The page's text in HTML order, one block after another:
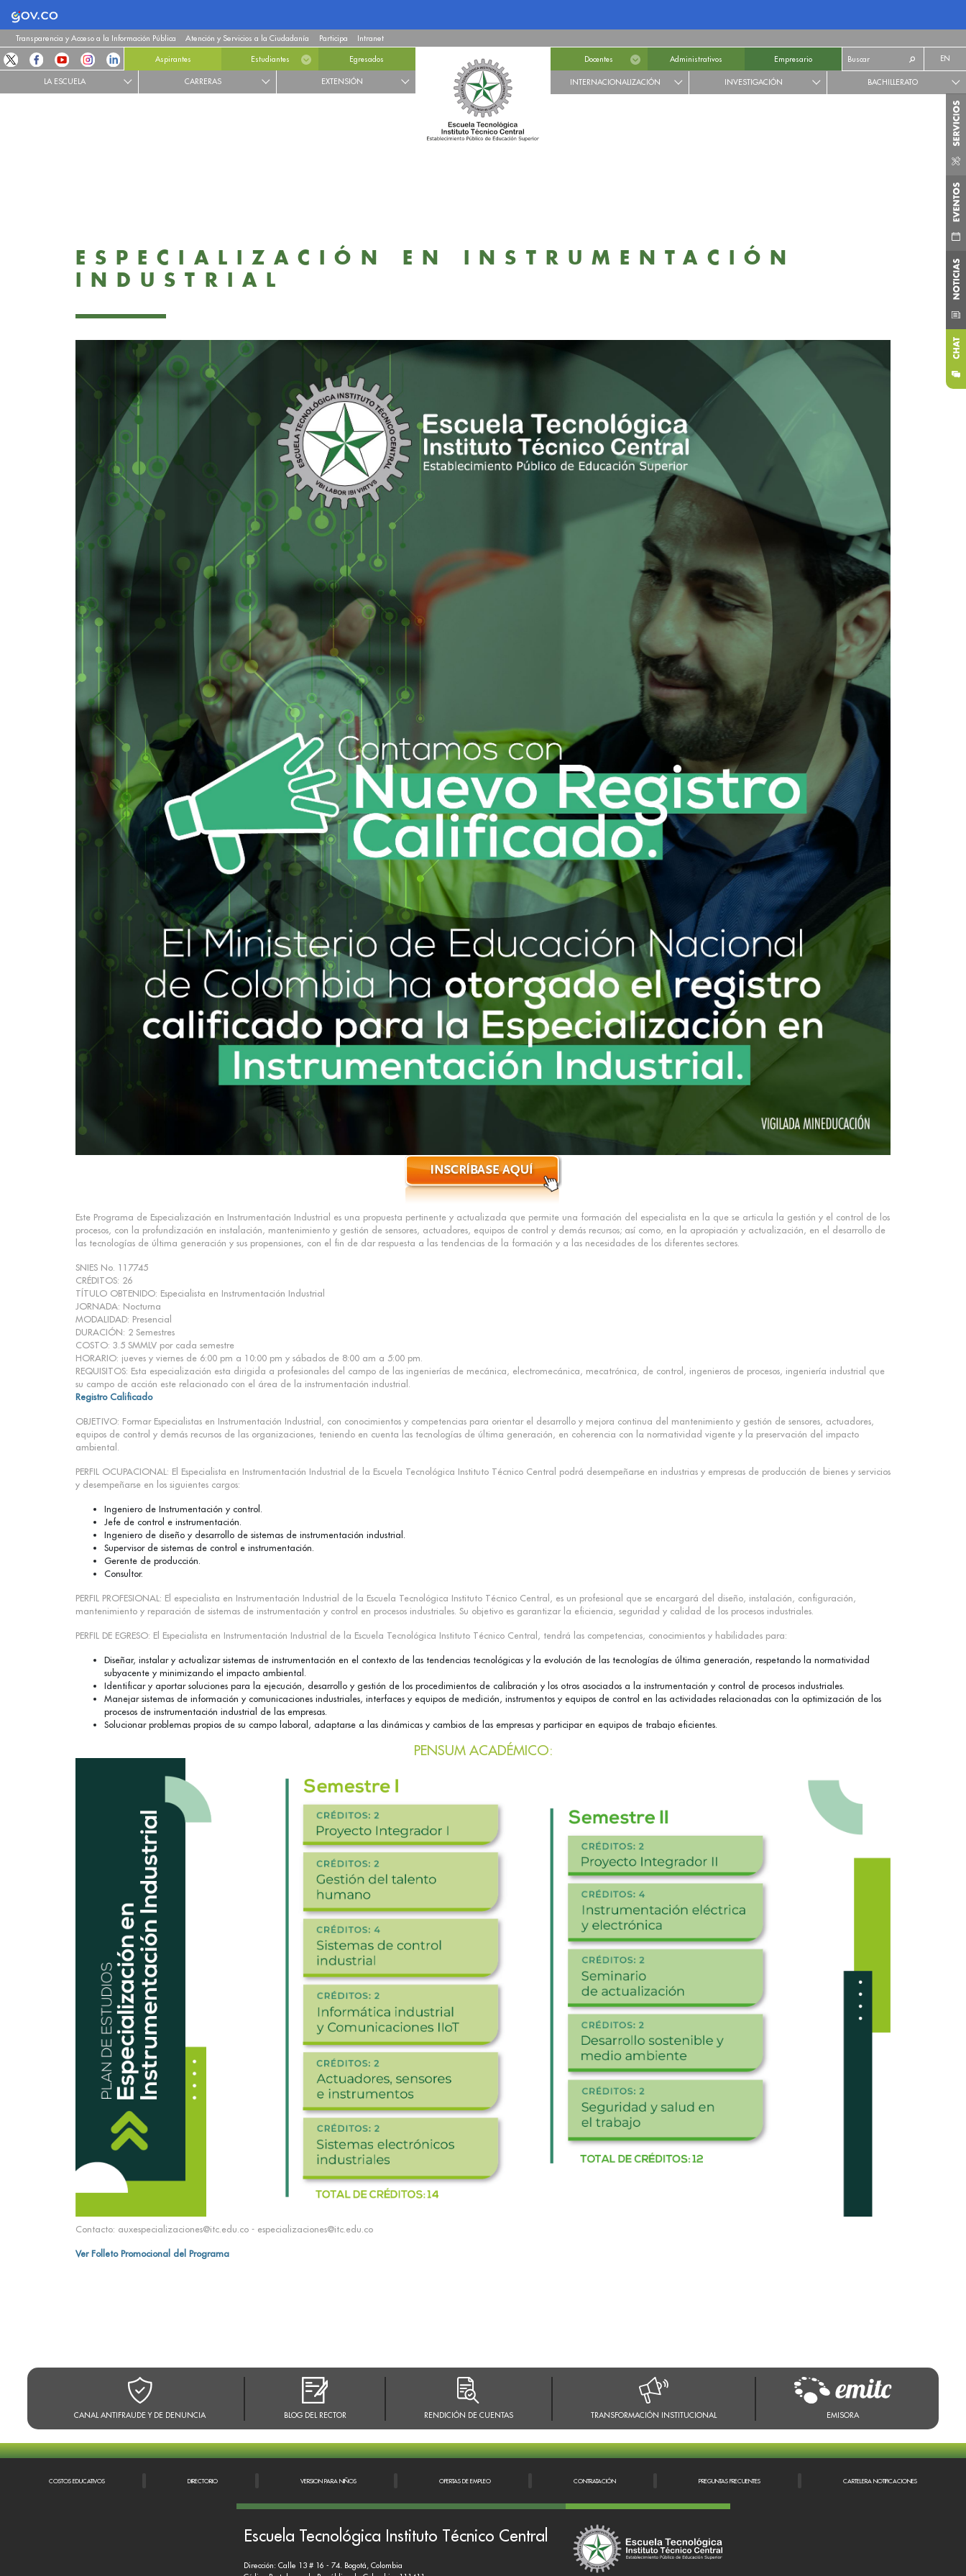
Logo Gobierno de Colombia
Transparencia y Acceso a la Información Pública Atención y Servicios a la Ciudadanía Participa Intranet
Aspirantes Estudiantes Egresados
LA ESCUELA CARRERAS EXTENSIÓN
Docentes Administrativos Empresario EN
INTERNACIONALIZACIÓN INVESTIGACIÓN BACHILLERATO
CANAL ANTIFRAUDE Y DE DENUNCIA BLOG DEL RECTOR RENDICIÓN DE CUENTAS TRANSFORMACIÓN INSTITUCIONAL EMISORA
ESPECIALIZACIÓN EN INSTRUMENTACIÓN
INDUSTRIAL
Este Programa de Especialización en Instrumentación Industrial es una propuesta pertinente y actualizada que permite una formación del especialista en la que se articula la gestión y el control de los
procesos, con la profundización en instalación, mantenimiento y gestión de sensores, actuadores, equipos de control y demás recursos; así como, en la apropiación y actualización, en el desarrollo de
las tecnologías de última generación y sus propensiones, con el fin de dar respuesta a las tendencias de la formación y a las necesidades de los diferentes sectores.
SNIES No. 117745
CRÉDITOS: 26
TÍTULO OBTENIDO: Especialista en Instrumentación Industrial
JORNADA: Nocturna
MODALIDAD: Presencial
DURACIÓN: 2 Semestres
COSTO: 3.5 SMMLV por cada semestre
HORARIO: jueves y viernes de 6:00 pm a 10:00 pm y sábados de 8:00 am a 5:00 pm.
REQUISITOS: Esta especialización esta dirigida a profesionales del campo de las ingenierías de mecánica, electromecánica, mecatrónica, de control, ingenieros de procesos, ingeniería industrial que
su campo de acción este relacionado con el área de la instrumentación industrial.
Registro Calificado
OBJETIVO: Formar Especialistas en Instrumentación Industrial, con conocimientos y competencias para orientar el desarrollo y mejora continua del mantenimiento y gestión de sensores, actuadores,
equipos de control y demás recursos de las organizaciones, teniendo en cuenta las tecnologías de última generación, en coherencia con la normatividad vigente y la preservación del impacto
ambiental.
PERFIL OCUPACIONAL: El Especialista en Instrumentación Industrial de la Escuela Tecnológica Instituto Técnico Central podrá desempeñarse en industrias y empresas de producción de bienes y servicios
y desempeñarse en los siguientes cargos:
Ingeniero de Instrumentación y control.
Jefe de control e instrumentación.
Ingeniero de diseño y desarrollo de sistemas de instrumentación industrial.
Supervisor de sistemas de control e instrumentación.
Gerente de producción.
Consultor.
PERFIL PROFESIONAL: El especialista en Instrumentación Industrial de la Escuela Tecnológica Instituto Técnico Central, es un profesional que se encargará del diseño, instalación, configuración,
mantenimiento y reparación de sistemas de instrumentación y control en procesos industriales. Su objetivo es garantizar la eficiencia, seguridad y calidad de los procesos industriales.
PERFIL DE EGRESO: El Especialista en Instrumentación Industrial de la Escuela Tecnológica Instituto Técnico Central, tendrá las competencias, conocimientos y habilidades para:
Diseñar, instalar y actualizar sistemas de instrumentación en el contexto de las tendencias tecnológicas y la evolución de las tecnologías de última generación, respetando la normatividad
subyacente y minimizando el impacto ambiental.
Identificar y aportar soluciones para la ejecución, desarrollo y gestión de los procedimientos de calibración y los otros asociados a la instrumentación y control de procesos industriales.
Manejar sistemas de información y comunicaciones industriales, interfaces y equipos de medición, instrumentos y equipos de control en las actividades relacionadas con la optimización de los
procesos de instrumentación industrial de las empresas.
Solucionar problemas propios de su campo laboral, adaptarse a las dinámicas y cambios de las empresas y participar en equipos de trabajo eficientes.
PENSUM ACADÉMICO:
Contacto: auxespecializaciones@itc.edu.co - especializaciones@itc.edu.co
Ver Folleto Promocional del Programa
COSTOS EDUCATIVOS DIRECTORIO VERSION PARA NIÑOS OFERTAS DE EMPLEO CONTRATACIÓN PREGUNTAS FRECUENTES CARTELERA NOTIFICACIONES
Escuela Tecnológica Instituto Técnico Central
Dirección: Calle 13 # 16 - 74. Bogotá, Colombia